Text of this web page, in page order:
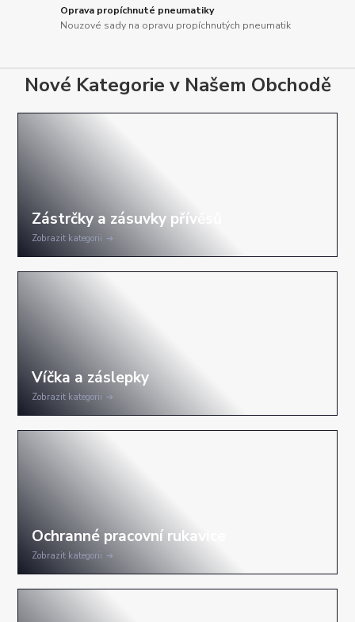
Oprava propíchnuté pneumatiky
Nouzové sady na opravu propíchnutých pneumatik
Nové Kategorie v Našem Obchodě
Zobrazit kategorii
Zobrazit kategorii
Zobrazit kategorii